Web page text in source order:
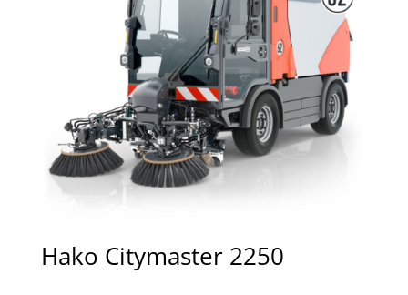
Hako Citymaster 2250